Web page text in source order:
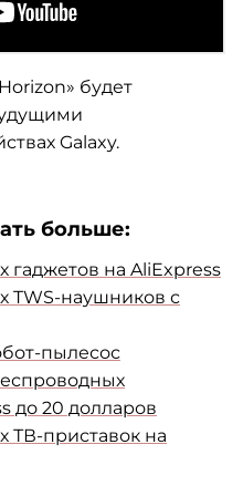
» будет
Galaxy.
больше:
гаджетов на AliExpress
TWS-наушников с
пылесос
до 20 долларов
ТВ-приставок на